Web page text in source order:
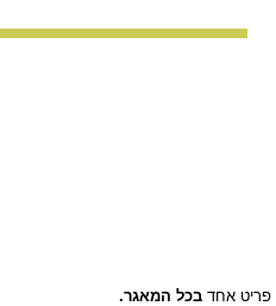
פריט אחד בכל המאגר.